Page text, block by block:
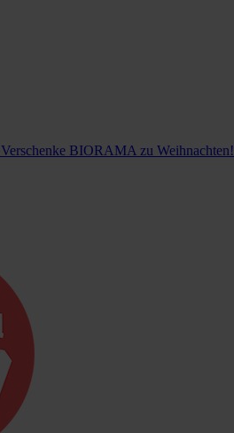
Verschenke BIORAMA zu Weihnachten!